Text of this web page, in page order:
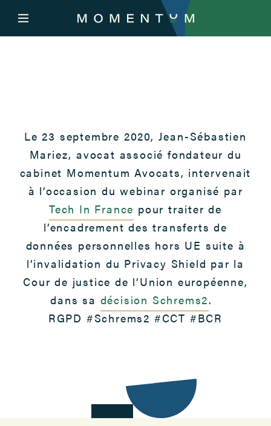
Le 23 septembre 2020, Jean-Sébastien
Mariez, avocat associé fondateur du
cabinet Momentum Avocats, intervenait
à l’occasion du webinar organisé par
Tech In France pour traiter de
l’encadrement des transferts de
données personnelles hors UE suite à
l’invalidation du Privacy Shield par la
Cour de justice de l’Union européenne,
dans sa décision Schrems2.
RGPD #Schrems2 #CCT #BCR